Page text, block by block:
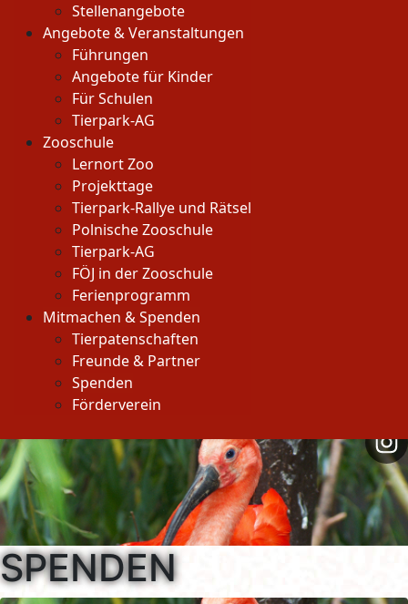
Stellenangebote
Angebote & Veranstaltungen
Führungen
Angebote für Kinder
Für Schulen
Tierpark-AG
Zooschule
Lernort Zoo
Projekttage
Tierpark-Rallye und Rätsel
Polnische Zooschule
Tierpark-AG
FÖJ in der Zooschule
Ferienprogramm
Mitmachen & Spenden
Tierpatenschaften
Freunde & Partner
Spenden
Förderverein
SPENDEN